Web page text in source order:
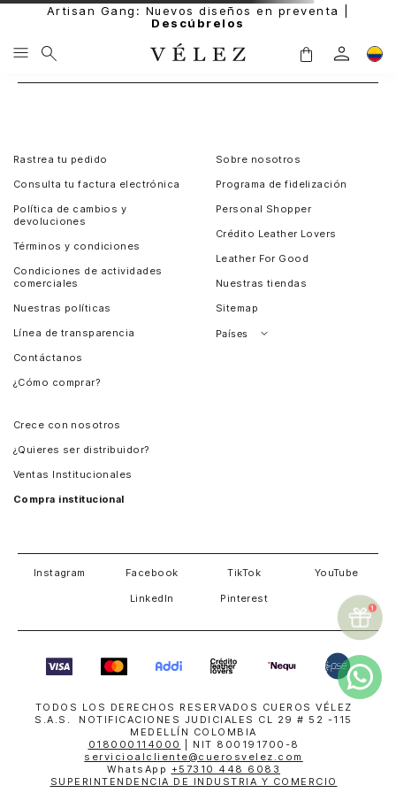
Artisan Gang: Nuevos diseños en preventa |
Descúbrelos
Rastrea tu pedido
Consulta tu factura electrónica
Política de cambios y
devoluciones
Términos y condiciones
Condiciones de actividades
comerciales
Nuestras políticas
Línea de transparencia
Contáctanos
¿Cómo comprar?
Sobre nosotros
Programa de fidelización
Personal Shopper
Crédito Leather Lovers
Leather For Good
Nuestras tiendas
Sitemap
Países
Crece con nosotros
¿Quieres ser distribuidor?
Ventas Institucionales
Compra institucional
Instagram Facebook TikTok YouTube
LinkedIn Pinterest
TODOS LOS DERECHOS RESERVADOS CUEROS VÉLEZ
S.A.S. NOTIFICACIONES JUDICIALES CL 29 # 52 -115
MEDELLÍN COLOMBIA
018000114000
| NIT 800191700-8
servicioalcliente@cuerosvelez.com
WhatsApp +57310 448 6083
SUPERINTENDENCIA DE INDUSTRIA Y COMERCIO